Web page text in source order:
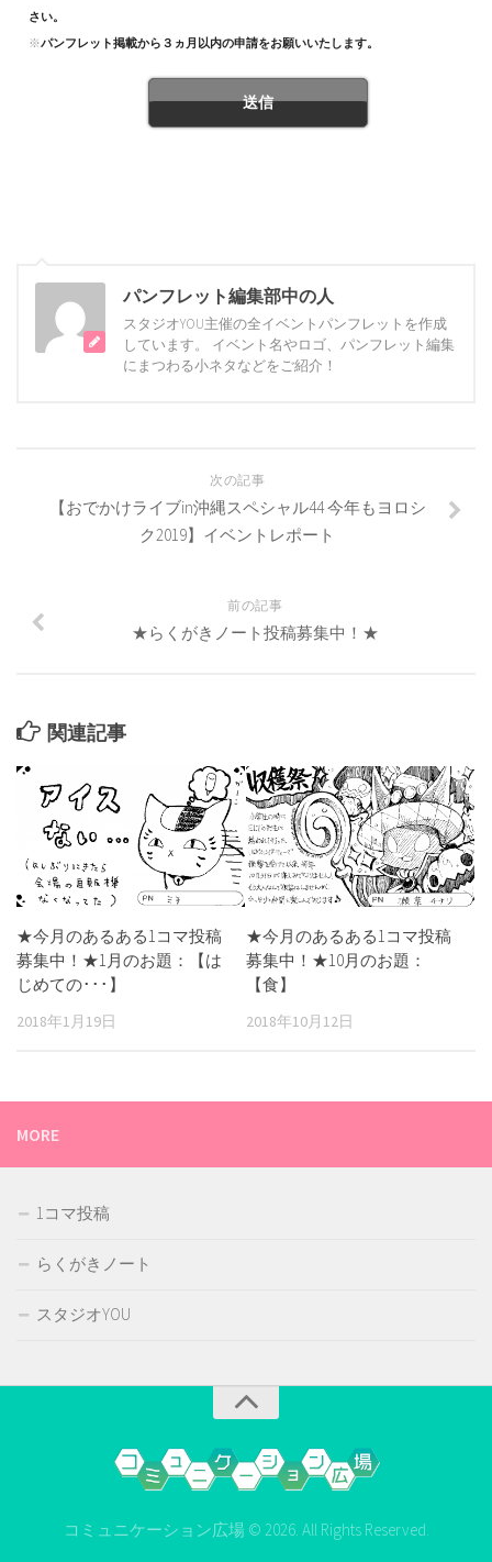
さい。
※パンフレット掲載から３ヵ月以内の申請をお願いいたします。
パンフレット編集部中の人
スタジオYOU主催の全イベントパンフレットを作成
しています。 イベント名やロゴ、パンフレット編集
にまつわる小ネタなどをご紹介！
次の記事
【おでかけライブin沖縄スペシャル44 今年もヨロシ
ク2019】イベントレポート
前の記事
★らくがきノート投稿募集中！★
関連記事
★今月のあるある1コマ投稿
募集中！★1月のお題：【は
じめての･･･】
2018年1月19日
★今月のあるある1コマ投稿
募集中！★10月のお題：
【食】
2018年10月12日
MORE
1コマ投稿
らくがきノート
スタジオYOU
コミュニケーション広場 © 2026. All Rights Reserved.